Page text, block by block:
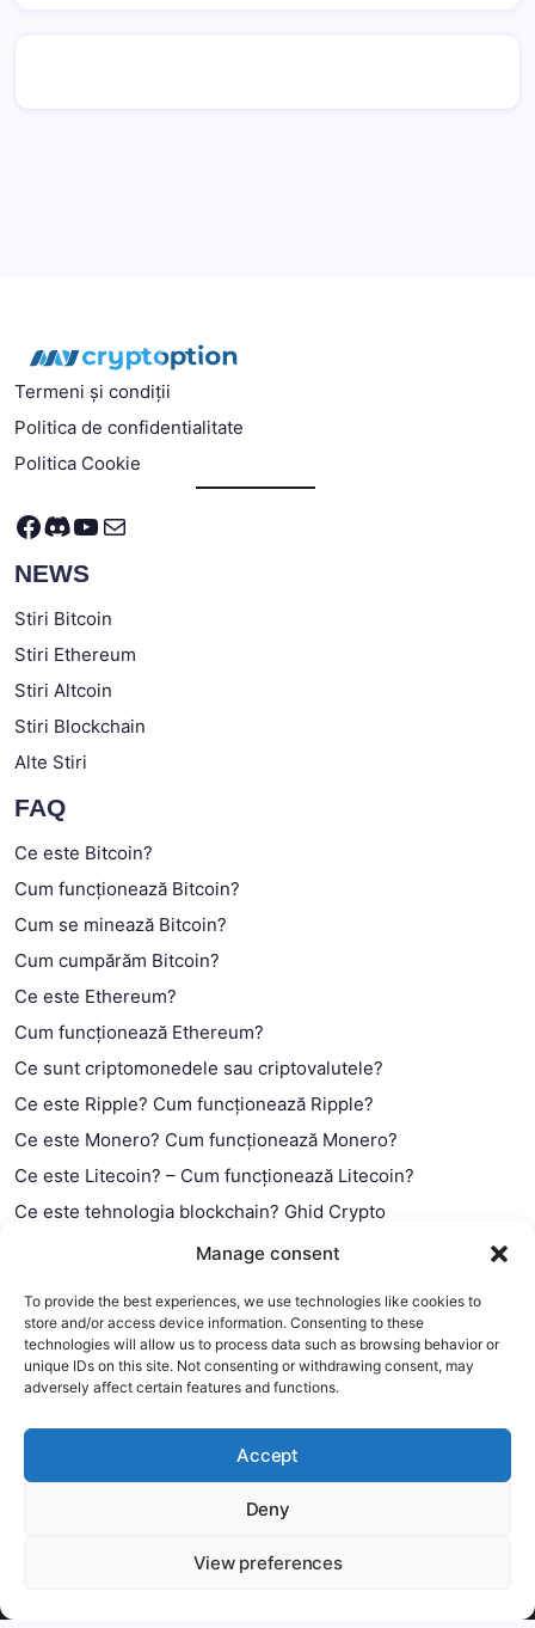
Manage consent
To provide the best experiences, we use technologies like cookies to
store and/or access device information. Consenting to these
technologies will allow us to process data such as browsing behavior or
unique IDs on this site. Not consenting or withdrawing consent, may
adversely affect certain features and functions.
Accept
Deny
View preferences
Termeni și condiții
Politica de confidentialitate
Politica Cookie
Facebook
Discord
YouTube
Mail
NEWS
Stiri Bitcoin
Stiri Ethereum
Stiri Altcoin
Stiri Blockchain
Alte Stiri
FAQ
Ce este Bitcoin?
Cum funcționează Bitcoin?
Cum se minează Bitcoin?
Cum cumpărăm Bitcoin?
Ce este Ethereum?
Cum funcționează Ethereum?
Ce sunt criptomonedele sau criptovalutele?
Ce este Ripple? Cum funcționează Ripple?
Ce este Monero? Cum funcționează Monero?
Ce este Litecoin? – Cum funcționează Litecoin?
Ce este tehnologia blockchain? Ghid Crypto
Ce este contractul smart?
This website uses cookies to improve your experience. We'll